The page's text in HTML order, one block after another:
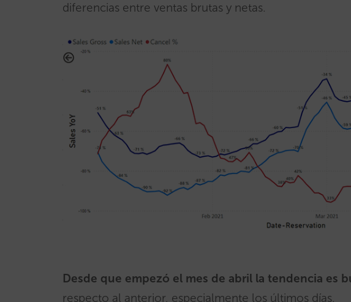
diferencias entre ventas brutas y netas.
Desde que empezó el mes de abril la tendencia es
respecto al anterior, especialmente los últimos días.